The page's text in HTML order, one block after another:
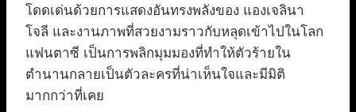
โดดเด่นด้วยการแสดงอันทรงพลังของ แองเจลินา
โจลี และงานภาพที่สวยงามราวกับหลุดเข้าไปในโลก
แฟนตาซี เป็นการพลิกมุมมองที่ทำให้ตัวร้ายใน
ตำนานกลายเป็นตัวละครที่น่าเห็นใจและมีมิติ
มากกว่าที่เคย